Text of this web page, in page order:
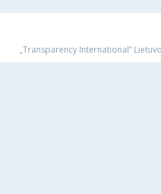
„Transparency International“